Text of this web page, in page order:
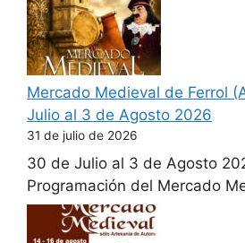
Mercado Medieval de Ferrol
Julio al 3 de Agosto 2026
31 de julio de 2026
30 de Julio al 3 de Agosto
Programación del Mercado